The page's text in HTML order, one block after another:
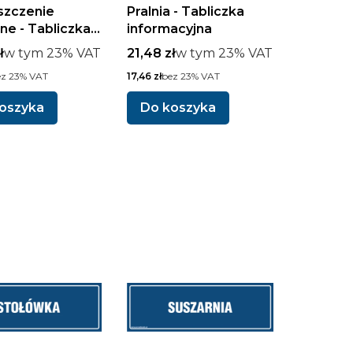
- Tabliczka
w tym %s VAT
w tym 23% VAT
23% VAT
Pralnia - Tabliczka
informacyjna
Cena brutto
21,48 złw tym %s VAT
w tym 23% VAT
Cena netto
17,46 złbez 23% VAT
Do koszyka